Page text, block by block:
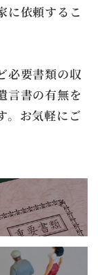
に依頼するこ
必要書類の収
言書の有無を
。お気軽にご